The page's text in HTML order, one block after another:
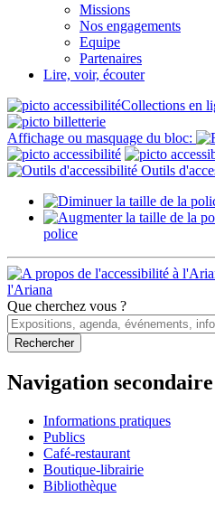
Missions
Nos engagements
Equipe
Partenaires
Lire, voir, écouter
Collections en
Affichage ou masquage du bloc:
Outils
police
l'Ariana
Que cherchez vous ?
Navigation secondaire
Informations pratiques
Publics
Café-restaurant
Boutique-librairie
Bibliothèque